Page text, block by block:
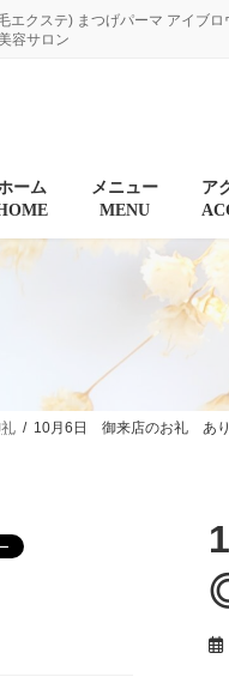
エクステ) まつげパーマ アイブ
容サロン
ーム
メニュー
MENU
ア
10月6日 御来店のお礼 あり